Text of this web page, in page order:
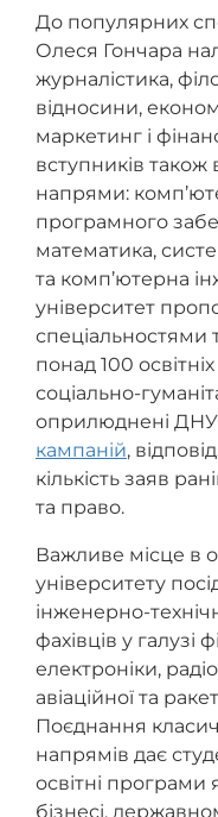
До популярних
Олеся Гончара
журналістика,
відносини,
маркетинг і
вступників також
напрями:
програмного
математика,
та комп’ютерна
університет
спеціальностями
понад 100 освітніх
соціально-
оприлюднені ДНУ
кампаній,
кількість заяв
та право.
Важливе місце в
університету
інженерно-
фахівців у галузі
електроніки,
авіаційної та
Поєднання
напрямів дає
освітні програми
бізнесі,